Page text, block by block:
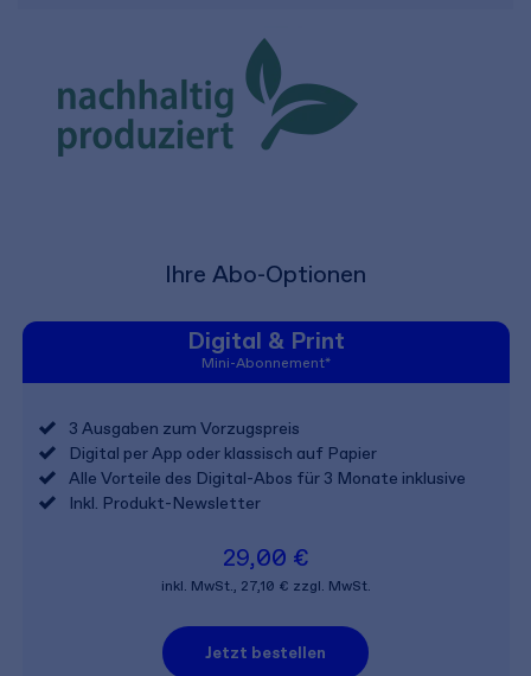
Ihre Abo-Optionen
Digital & Print
Mini-Abonnement*
3 Ausgaben zum Vorzugspreis
Digital per App oder klassisch auf Papier
Alle Vorteile des Digital-Abos für 3 Monate inklusive
Inkl. Produkt-Newsletter
29,00 €
inkl. MwSt., 27,10 € zzgl. MwSt.
Jetzt bestellen